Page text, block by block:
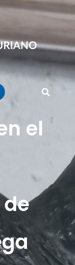
el